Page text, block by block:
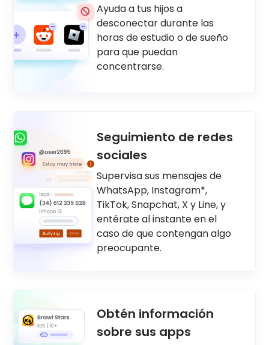
Ayuda a tus hijos a
desconectar durante las
horas de estudio o de sueño
para que puedan
concentrarse.
Seguimiento de redes
sociales
Supervisa sus mensajes de
WhatsApp, Instagram*,
TikTok, Snapchat, X y Line, y
entérate al instante en el
caso de que contengan algo
preocupante.
Obtén información
sobre sus apps